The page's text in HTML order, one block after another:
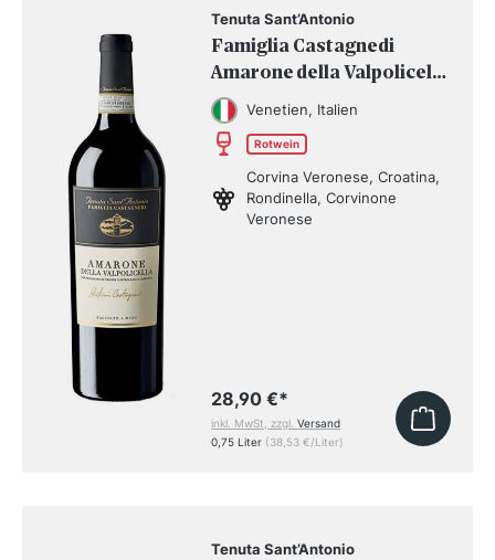
Tenuta Sant’Antonio
Famiglia Castagnedi
Amarone della Valpolicella
DOCG 2021
Venetien, Italien
Rotwein
Corvina Veronese, Croatina,
Rondinella, Corvinone
Veronese
28,90 €*
inkl. MwSt, zzgl.Versand
0,75 Liter (38,53 €/Liter)
Tenuta Sant’Antonio